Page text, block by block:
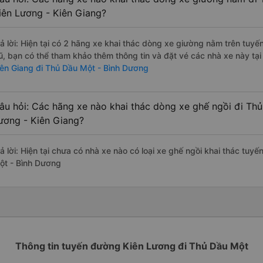
Lương - Kiên Giang?
lời: Hiện tại có 2 hãng xe khai thác dòng xe giường nằm trên
bạn có thể tham khảo thêm thông tin và đặt vé các nhà xe này
Giang đi Thủ Dầu Một - Bình Dương
hỏi: Các hãng xe nào khai thác dòng xe ghế ngồi đi
- Kiên Giang?
lời: Hiện tại chưa có nhà xe nào có loại xe ghế ngồi khai thác
- Bình Dương
Thông tin tuyến đường Kiên Lương đi Thủ Dầu Một